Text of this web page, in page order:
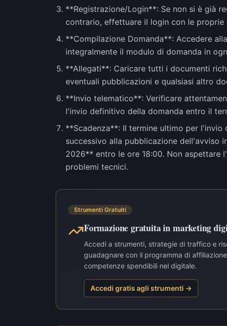
**Registrazione/Login**: Se non si è già
contrario, effettuare il login con le proprie
**Compilazione Domanda**: Accedere
integralmente il modulo di domanda in
**Allegati**: Caricare tutti i documenti
eventuali pubblicazioni e qualsiasi altro
**Invio telematico**: Verificare
l'invio definitivo della domanda entro il
**Scadenza**: Il termine ultimo per
successivo alla pubblicazione dell'avviso
2026** entro le ore 18:00. Non aspettare
problemi tecnici.
Strumenti Gratuiti
Formazione gratuita in marketing
Accedi a strumenti, strategie di traffico e
guadagnare con il programma di
competenze spendibili nel digitale.
Accedi gratis agli strumenti →